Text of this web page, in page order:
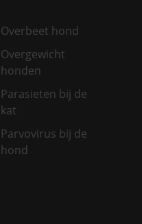
Overbeet hond
Overgewicht
honden
Parasieten bij de
kat
Parvovirus bij de
hond